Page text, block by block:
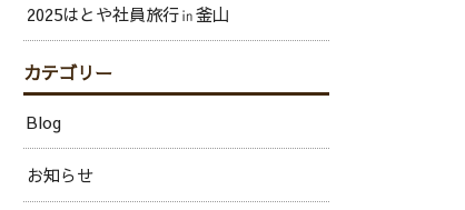
2025はとや社員旅行㏌釜山
カテゴリー
Blog
お知らせ